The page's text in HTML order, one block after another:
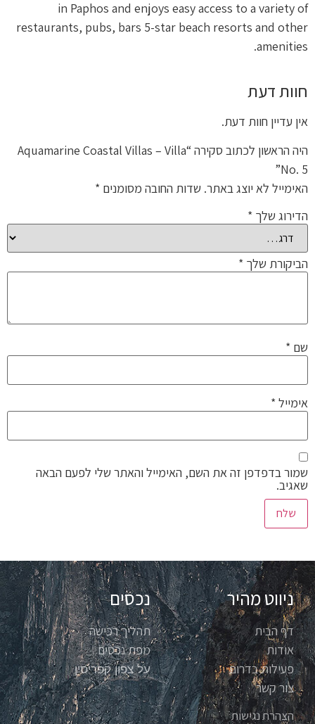
in Paphos and enjoys easy access to a variety of
restaurants, pubs, bars 5-star beach resorts and other
amenities.
חוות דעת
אין עדיין חוות דעת.
היה הראשון לכתוב סקירה “Aquamarine Coastal Villas – Villa
No. 5”
האימייל לא יוצג באתר. שדות החובה מסומנים *
הדירוג שלך *
הביקורת שלך *
שם *
אימייל *
שמור בדפדפן זה את השם, האימייל והאתר שלי לפעם הבאה
שאגיב.
ניווט מהיר
דף הבית
אודות
פעילות בדרום
צור קשר
הצהרת נגישות
נכסים
תהליך רכישה
מפת נכסים
על צפון קפריסין